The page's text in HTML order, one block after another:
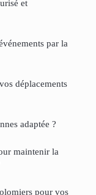
et
par la
déplacements
adaptée ?
maintenir la
pour vos